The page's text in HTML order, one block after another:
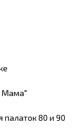
Мама"
80 и 90